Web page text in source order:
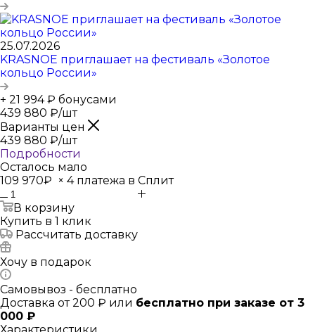
25.07.2026
KRASNOE приглашает на фестиваль «Золотое
кольцо России»
+ 21 994 ₽ бонусами
439 880 ₽/шт
Варианты цен
439 880 ₽/шт
Подробности
Осталось мало
109 970₽ × 4 платежа в Сплит
В корзину
Купить в 1 клик
Рассчитать доставку
Хочу в подарок
Самовывоз - бесплатно
Доставка от 200 ₽ или бесплатно при заказе от 3
000 ₽